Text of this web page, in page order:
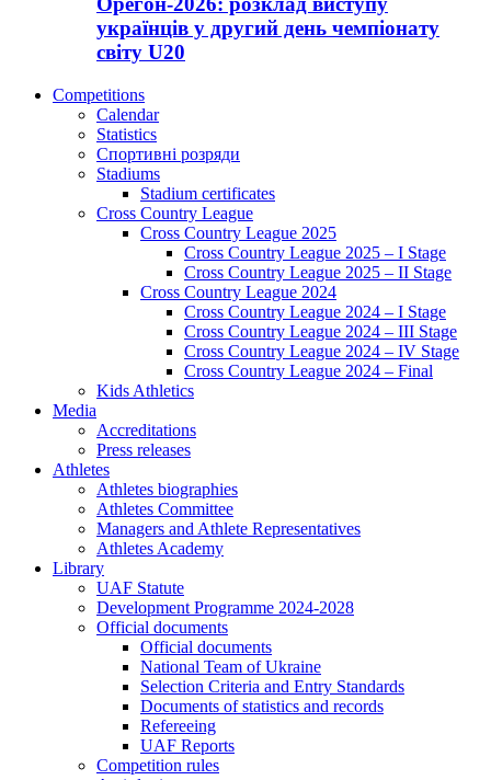
українців у другий день чемпіонату
світу U20
Competitions
Calendar
Statistics
Спортивні розряди
Stadiums
Stadium certificates
Cross Country League
Cross Country League 2025
Cross Country League 2025 – I Stage
Cross Country League 2025 – II Stage
Cross Country League 2024
Cross Country League 2024 – I Stage
Cross Country League 2024 – III Stage
Cross Country League 2024 – IV Stage
Cross Country League 2024 – Final
Kids Athletics
Media
Accreditations
Press releases
Athletes
Athletes biographies
Athletes Committee
Managers and Athlete Representatives
Athletes Academy
Library
UAF Statute
Development Programme 2024-2028
Official documents
Official documents
National Team of Ukraine
Selection Criteria and Entry Standards
Documents of statistics and records
Refereeing
UAF Reports
Competition rules